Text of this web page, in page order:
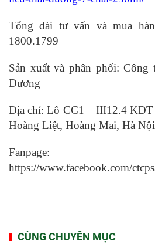
Tổng đài tư vấn và mua
1800.1799
Sản xuất và phân phối: Công
Dương
Địa chỉ: Lô CC1 – III12.4 KĐT
Hoàng Liệt, Hoàng Mai, Hà Nội
Fanpage:
https://www.facebook.com/
CÙNG CHUYÊN MỤC